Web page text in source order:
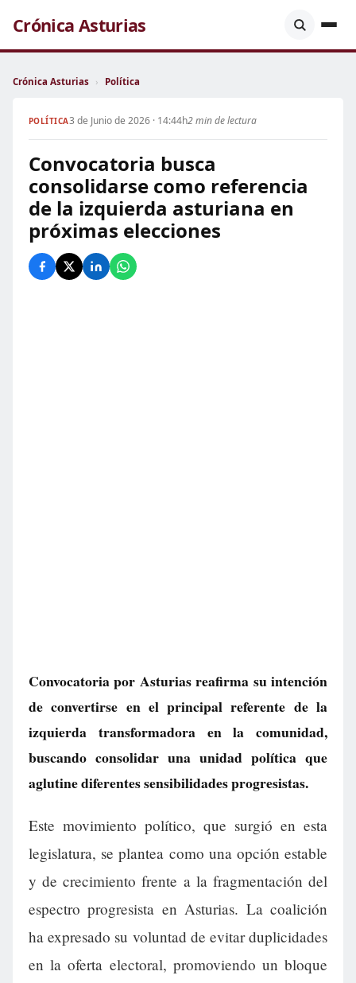
Crónica Asturias
Crónica Asturias › Política
POLÍTICA3 de Junio de 2026 · 14:44h2 min de lectura
Convocatoria busca
consolidarse como referencia
de la izquierda asturiana en
próximas elecciones
Convocatoria por Asturias reafirma su intención
de convertirse en el principal referente de la
izquierda transformadora en la comunidad,
buscando consolidar una unidad política que
aglutine diferentes sensibilidades progresistas.
Este movimiento político, que surgió en esta
legislatura, se plantea como una opción estable
y de crecimiento frente a la fragmentación del
espectro progresista en Asturias. La coalición
ha expresado su voluntad de evitar duplicidades
en la oferta electoral, promoviendo un bloque